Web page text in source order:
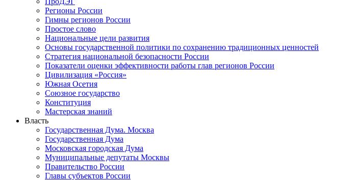
Регионы России
Гимны регионов России
Простое слово
Национальные цели развития
Основы государственной политики по сохранению традиционных ценностей
Стратегия национальной безопасности России
Показатели оценки эффективности работы глав регионов России
Цивилизация «Россия»
Южная Осетия
Союзное государство
Конституция
Мастерская знаний
Власть
Государственная Дума. Москва
Государственная Дума
Московская городская Дума
Муниципальные депутаты Москвы
Правительство России
Главы субъектов России